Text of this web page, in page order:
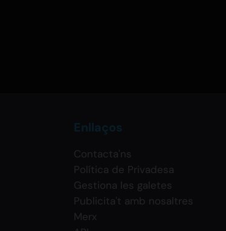
Enllaços
Contacta'ns
Política de Privadesa
Gestiona les galetes
Publicita't amb nosaltres
Merx